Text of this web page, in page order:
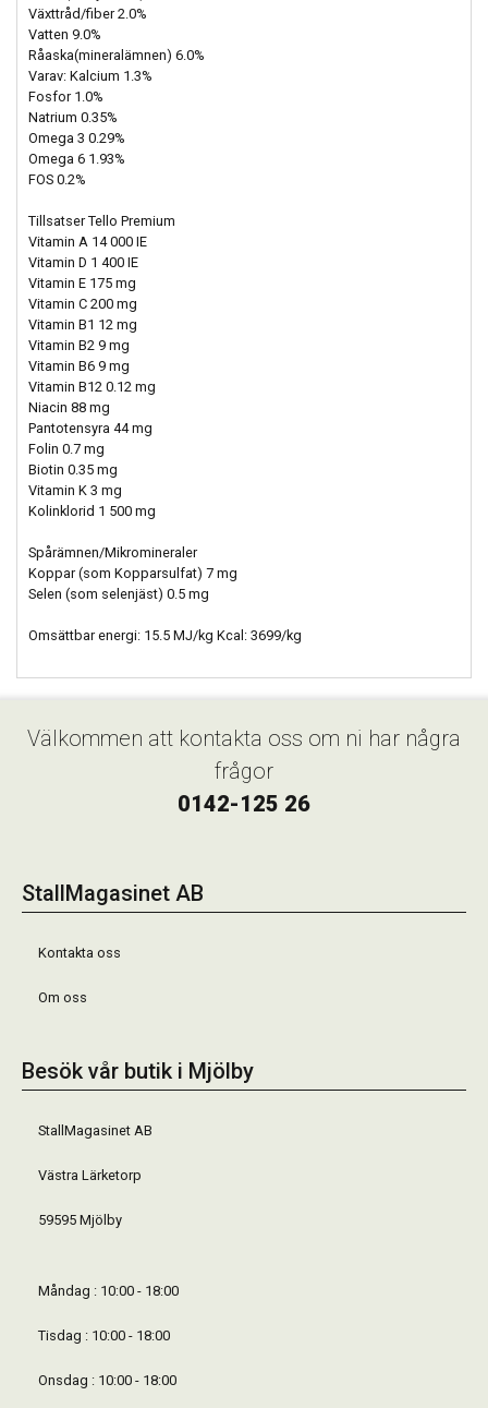
Växttråd/fiber 2.0%
Vatten 9.0%
Råaska(mineralämnen) 6.0%
Varav: Kalcium 1.3%
Fosfor 1.0%
Natrium 0.35%
Omega 3 0.29%
Omega 6 1.93%
FOS 0.2%
Tillsatser Tello Premium
Vitamin A 14 000 IE
Vitamin D 1 400 IE
Vitamin E 175 mg
Vitamin C 200 mg
Vitamin B1 12 mg
Vitamin B2 9 mg
Vitamin B6 9 mg
Vitamin B12 0.12 mg
Niacin 88 mg
Pantotensyra 44 mg
Folin 0.7 mg
Biotin 0.35 mg
Vitamin K 3 mg
Kolinklorid 1 500 mg
Spårämnen/Mikromineraler
Koppar (som Kopparsulfat) 7 mg
Selen (som selenjäst) 0.5 mg
Omsättbar energi: 15.5 MJ/kg Kcal: 3699/kg
Välkommen att kontakta oss om ni har några
frågor
0142-125 26
StallMagasinet AB
Kontakta oss
Om oss
Besök vår butik i Mjölby
StallMagasinet AB
Västra Lärketorp
59595 Mjölby
Måndag : 10:00 - 18:00
Tisdag : 10:00 - 18:00
Onsdag : 10:00 - 18:00